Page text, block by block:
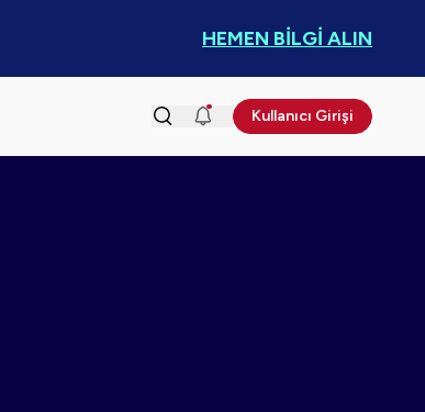
HEMEN BİLGİ ALIN
Kullanıcı Girişi